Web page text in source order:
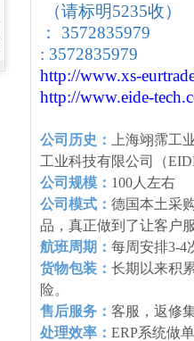
（请标明5235收）
： 3572835979
: 3572835979
http://www.xs-
http://www.eide-tech
公司历史：
上海翊霈工
工业科技有限公司（
公司规模： 100人左右
公司模式： 德国本土采
品，真正做到了让客户
航班周期： 每周安排3-4
货物包装： 长期以来积
险。
售后服务： 客服，返修
处理效率： ERP系统做